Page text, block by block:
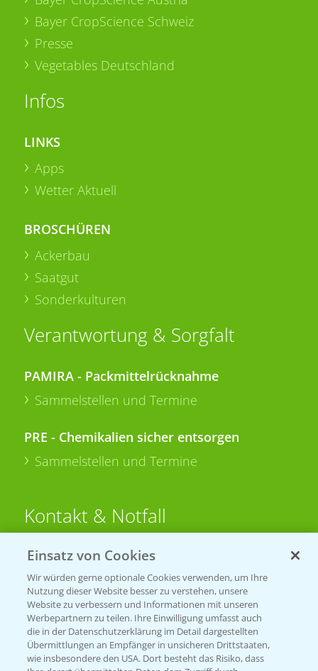
Bayer CropScience Schweiz
Presse
Vegetables Deutschland
Infos
LINKS
Apps
Wetter Aktuell
BROSCHÜREN
Ackerbau
Saatgut
Sonderkulturen
Verantwortung & Sorgfalt
PAMIRA - Packmittelrücknahme
Sammelstellen und Termine
PRE - Chemikalien sicher entsorgen
Sammelstellen und Termine
Kontakt & Notfall
Beratung auf WhatsApp
T.+49 (0)174 346 564 1
KONTAKT
Hilfe in Notfällen
Einsatz von Cookies
Wir würden gerne optionale Cookies verwenden, um Ihre
Nutzung dieser Website besser zu verstehen, unsere
Website zu verbessern und Informationen mit unseren
Werbepartnern zu teilen. Ihre Einwilligung umfasst auch
die in der Datenschutzerklärung im Detail dargestellten
Übermittlungen an Empfänger in unsicheren Drittstaaten,
wie insbesondere den USA. Dort besteht das Risiko, dass